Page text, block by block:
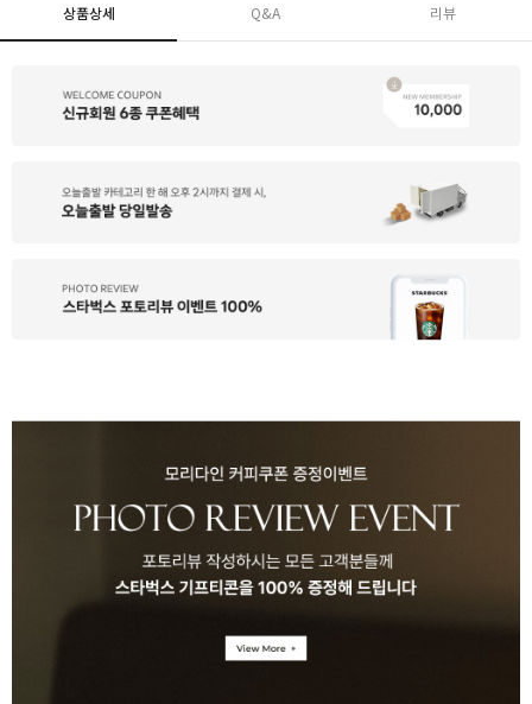
상품상세 Q&A 리뷰